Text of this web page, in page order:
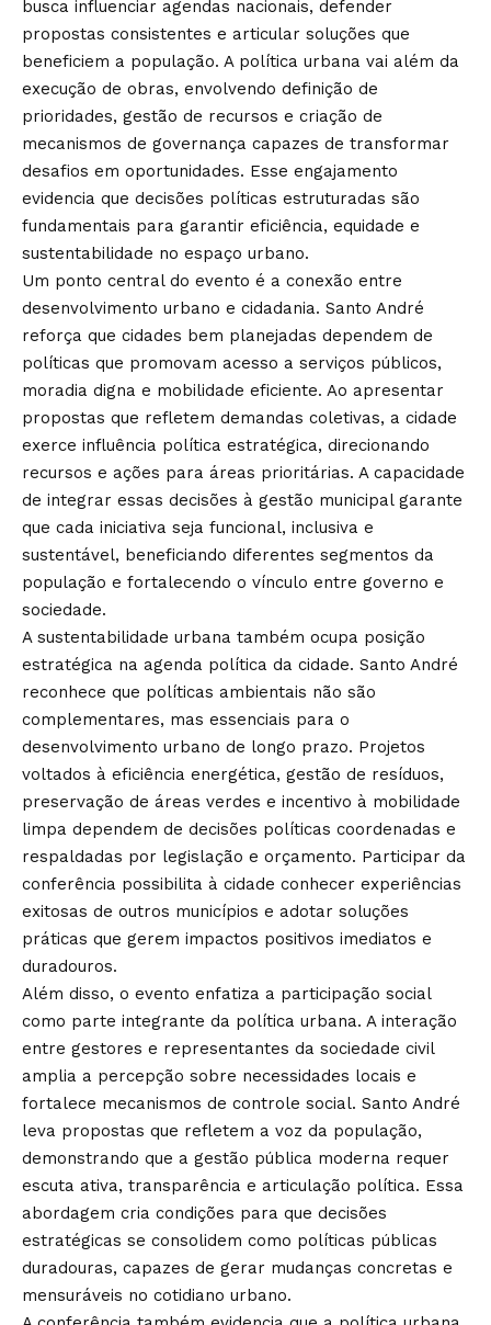
busca influenciar agendas nacionais, defender
propostas consistentes e articular soluções que
beneficiem a população. A política urbana vai além da
execução de obras, envolvendo definição de
prioridades, gestão de recursos e criação de
mecanismos de governança capazes de transformar
desafios em oportunidades. Esse engajamento
evidencia que decisões políticas estruturadas são
fundamentais para garantir eficiência, equidade e
sustentabilidade no espaço urbano.
Um ponto central do evento é a conexão entre
desenvolvimento urbano e cidadania. Santo André
reforça que cidades bem planejadas dependem de
políticas que promovam acesso a serviços públicos,
moradia digna e mobilidade eficiente. Ao apresentar
propostas que refletem demandas coletivas, a cidade
exerce influência política estratégica, direcionando
recursos e ações para áreas prioritárias. A capacidade
de integrar essas decisões à gestão municipal garante
que cada iniciativa seja funcional, inclusiva e
sustentável, beneficiando diferentes segmentos da
população e fortalecendo o vínculo entre governo e
sociedade.
A sustentabilidade urbana também ocupa posição
estratégica na agenda política da cidade. Santo André
reconhece que políticas ambientais não são
complementares, mas essenciais para o
desenvolvimento urbano de longo prazo. Projetos
voltados à eficiência energética, gestão de resíduos,
preservação de áreas verdes e incentivo à mobilidade
limpa dependem de decisões políticas coordenadas e
respaldadas por legislação e orçamento. Participar da
conferência possibilita à cidade conhecer experiências
exitosas de outros municípios e adotar soluções
práticas que gerem impactos positivos imediatos e
duradouros.
Além disso, o evento enfatiza a participação social
como parte integrante da política urbana. A interação
entre gestores e representantes da sociedade civil
amplia a percepção sobre necessidades locais e
fortalece mecanismos de controle social. Santo André
leva propostas que refletem a voz da população,
demonstrando que a gestão pública moderna requer
escuta ativa, transparência e articulação política. Essa
abordagem cria condições para que decisões
estratégicas se consolidem como políticas públicas
duradouras, capazes de gerar mudanças concretas e
mensuráveis no cotidiano urbano.